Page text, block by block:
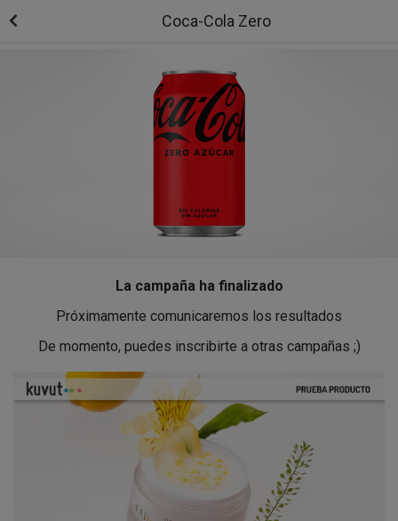
Coca-Cola Zero
La campaña ha finalizado
Próximamente comunicaremos los resultados
De momento, puedes inscribirte a otras campañas ;)